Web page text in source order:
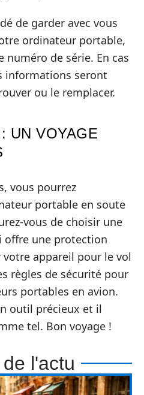
de garder avec vous
ordinateur portable,
numéro de série. En cas
informations seront
ou le remplacer.
UN VOYAGE
vous pourrez
portable en soute
vous de choisir une
offre une protection
appareil pour le vol
règles de sécurité pour
portables en avion.
outil précieux et il
tel. Bon voyage !
l'actu